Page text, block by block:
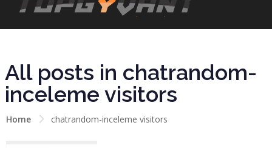
All posts in chatrandom-
inceleme visitors
Home chatrandom-inceleme visitors